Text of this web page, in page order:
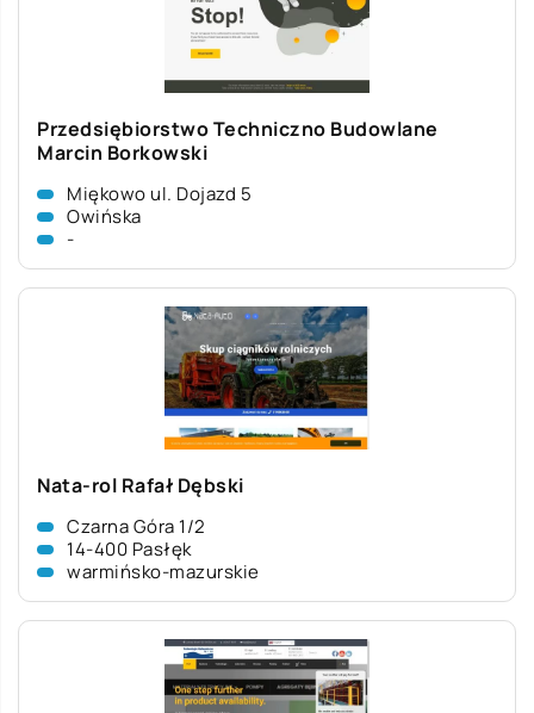
Przedsiębiorstwo Techniczno Budowlane
Marcin Borkowski
Miękowo ul. Dojazd 5
Owińska
-
Nata-rol Rafał Dębski
Czarna Góra 1/2
14-400 Pasłęk
warmińsko-mazurskie